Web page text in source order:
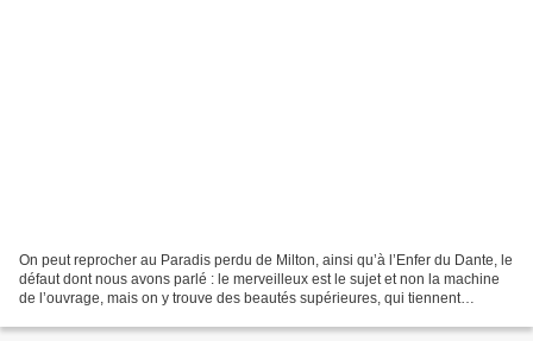
On peut reprocher au Paradis perdu de Milton, ainsi qu’à l’Enfer du Dante, le
défaut dont nous avons parlé : le merveilleux est le sujet et non la machine
de l’ouvrage, mais on y trouve des beautés supérieures, qui tiennent